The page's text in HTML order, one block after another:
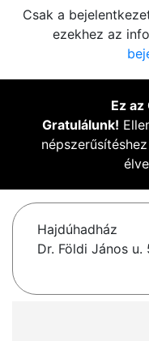
Csak a
ezekhez az
Ez az
Gratulálunk!
Hajdúhadház
Dr. Földi János u.